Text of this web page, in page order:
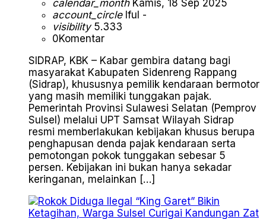
calendar_monthKamis, 18 Sep 2025
account_circleIful -
visibility5.333
0Komentar
SIDRAP, KBK – Kabar gembira datang bagi
masyarakat Kabupaten Sidenreng Rappang
(Sidrap), khususnya pemilik kendaraan bermotor
yang masih memiliki tunggakan pajak.
Pemerintah Provinsi Sulawesi Selatan (Pemprov
Sulsel) melalui UPT Samsat Wilayah Sidrap
resmi memberlakukan kebijakan khusus berupa
penghapusan denda pajak kendaraan serta
pemotongan pokok tunggakan sebesar 5
persen. Kebijakan ini bukan hanya sekadar
keringanan, melainkan […]